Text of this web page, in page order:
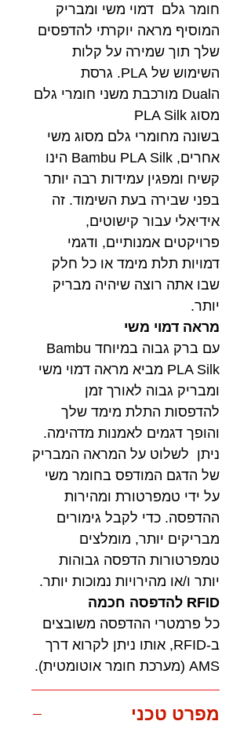
חומר גלם דמוי משי ומבריק
המוסיף מראה יוקרתי להדפסים
שלך תוך שמירה על קלות
השימוש של PLA. גרסת
הDual מורכבת משני חומרי גלם
מסוג PLA Silk
בשונה מחומרי גלם מסוג משי
אחרים, Bambu PLA Silk הינו
קשיח ומפגין עמידות רבה יותר
בפני שבירה בעת השימוד. זה
אידיאלי עבור קישוטים,
פרויקטים אמנותיים, ודגמי
דמויות תלת מימד או כל חלק
שבו אתה רוצה שיהיה מבריק
יותר.
מראה דמוי משי
עם ברק גבוה במיוחד Bambu
PLA Silk מביא מראה דמוי משי
ומבריק גבוה לאורך זמן
להדפסות התלת מימד שלך
והופך דגמים לאמנות מדהימה.
ניתן לשלוט על המראה המבריק
של הדגם המודפס בחומר משי
על ידי טמפרטורת ומהירות
ההדפסה. כדי לקבל גימורים
מבריקים יותר, מומלצים
טמפרטורות הדפסה גבוהות
יותר ו/או מהירויות נמוכות יותר.
RFID להדפסה חכמה
כל פרמטרי ההדפסה משובצים
ב-RFID, אותו ניתן לקרוא דרך
AMS (מערכת חומר אוטומטית).
מפרט טכני